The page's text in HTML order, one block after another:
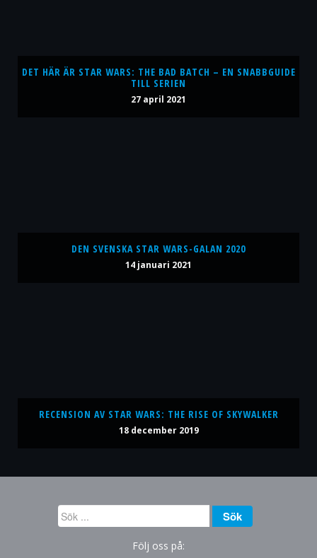
DET HÄR ÄR STAR WARS: THE BAD BATCH – EN SNABBGUIDE
TILL SERIEN
27 april 2021
DEN SVENSKA STAR WARS-GALAN 2020
14 januari 2021
RECENSION AV STAR WARS: THE RISE OF SKYWALKER
18 december 2019
Sök
...
Sök
Följ oss på: